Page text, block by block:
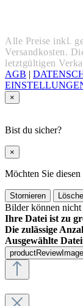
Alle Preise inkl.
Versandkosten.
letztgültigen
AGB |
×
Bist du sicher?
×
Möchten Sie
Stornieren
Bilder können nicht
Ihre Datei ist zu
Die zulässige
Ausgewählte